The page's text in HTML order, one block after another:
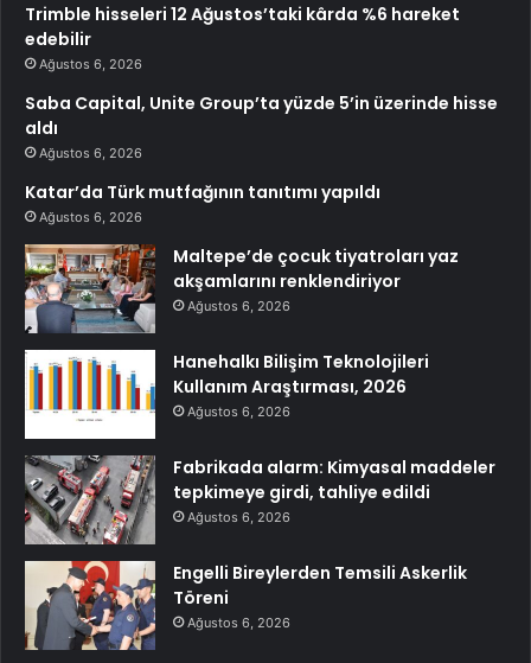
Trimble hisseleri 12 Ağustos’taki kârda %6 hareket
edebilir
Ağustos 6, 2026
Saba Capital, Unite Group’ta yüzde 5’in üzerinde hisse
aldı
Ağustos 6, 2026
Katar’da Türk mutfağının tanıtımı yapıldı
Ağustos 6, 2026
Maltepe’de çocuk tiyatroları yaz
akşamlarını renklendiriyor
Ağustos 6, 2026
Hanehalkı Bilişim Teknolojileri
Kullanım Araştırması, 2026
Ağustos 6, 2026
Fabrikada alarm: Kimyasal maddeler
tepkimeye girdi, tahliye edildi
Ağustos 6, 2026
Engelli Bireylerden Temsili Askerlik
Töreni
Ağustos 6, 2026